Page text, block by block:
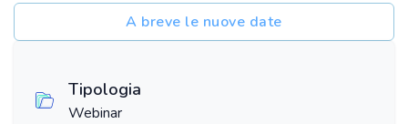
A breve le nuove date
Tipologia
Webinar